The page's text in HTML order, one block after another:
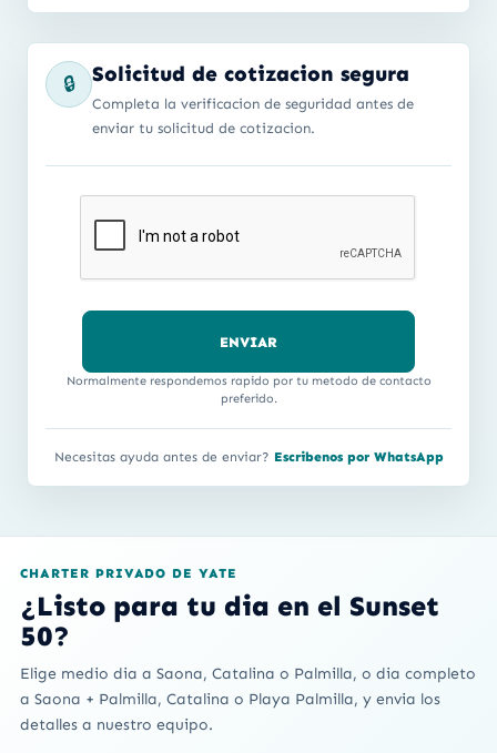
🔒 Solicitud de cotizacion segura
Completa la verificacion de seguridad antes de
enviar tu solicitud de cotizacion.
Normalmente respondemos rapido por tu metodo de contacto
preferido.
Necesitas ayuda antes de enviar? Escribenos por WhatsApp
CHARTER PRIVADO DE YATE
¿Listo para tu dia en el Sunset
50?
Elige medio dia a Saona, Catalina o Palmilla, o dia completo
a Saona + Palmilla, Catalina o Playa Palmilla, y envia los
detalles a nuestro equipo.